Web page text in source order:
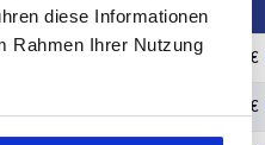
diese Informationen
Rahmen Ihrer Nutzung
49,5 M6x18 29,49 €
29,49 €